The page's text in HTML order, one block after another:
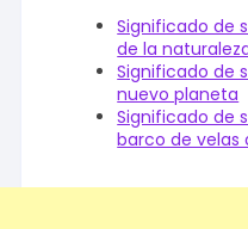
Significado de
de la
Significado de
nuevo planeta
Significado de
barco de velas